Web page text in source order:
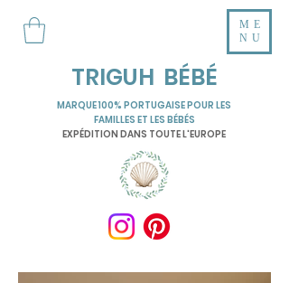
TRIGUH BÉBÉ
ME
NU
MARQUE 100% PORTUGAISE POUR LES
FAMILLES ET LES BÉBÉS
EXPÉDITION DANS TOUTE L'EUROPE